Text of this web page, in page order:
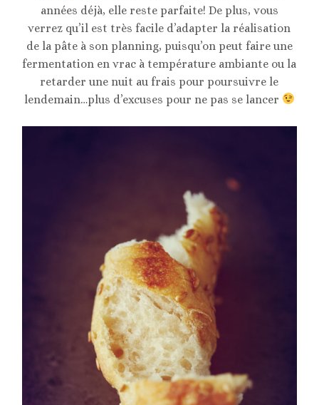
années déjà, elle reste parfaite! De plus, vous
verrez qu’il est très facile d’adapter la réalisation
de la pâte à son planning, puisqu’on peut faire une
fermentation en vrac à température ambiante ou la
retarder une nuit au frais pour poursuivre le
lendemain…plus d’excuses pour ne pas se lancer